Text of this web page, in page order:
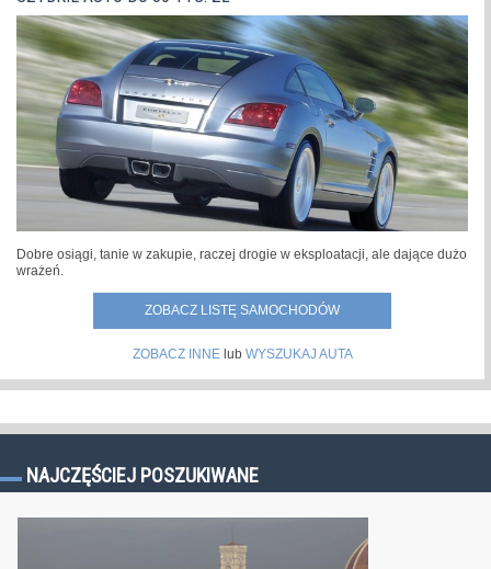
Dobre osiągi, tanie w zakupie, raczej drogie w eksploatacji, ale dające dużo
wrażeń.
ZOBACZ LISTĘ SAMOCHODÓW
ZOBACZ INNElub WYSZUKAJ AUTA
NAJCZĘŚCIEJ POSZUKIWANE